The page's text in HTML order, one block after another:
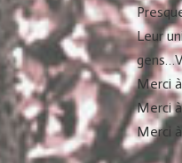
Leur
Merci
Merci
Merci